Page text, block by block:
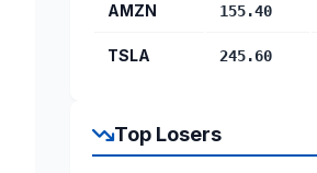
AMZN 155.40
TSLA 245.60
Top Losers